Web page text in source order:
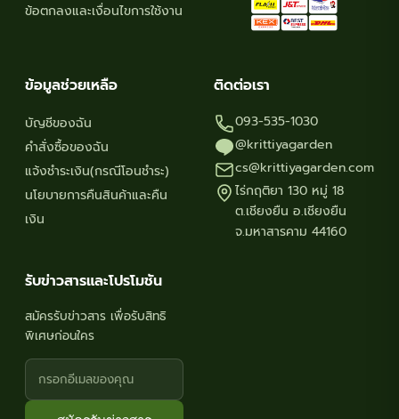
ข้อตกลงและเงื่อนไขการใช้งาน
ข้อมูลช่วยเหลือ
บัญชีของฉัน
คำสั่งซื้อของฉัน
แจ้งชำระเงิน(กรณีโอนชำระ)
นโยบายการคืนสินค้าและคืน
เงิน
ติดต่อเรา
093-535-1030
@krittiyagarden
cs@krittiyagarden.com
ไร่กฤติยา 130 หมู่ 18
ต.เชียงยืน อ.เชียงยืน
จ.มหาสารคาม 44160
รับข่าวสารและโปรโมชัน
สมัครรับข่าวสาร เพื่อรับสิทธิ
พิเศษก่อนใคร